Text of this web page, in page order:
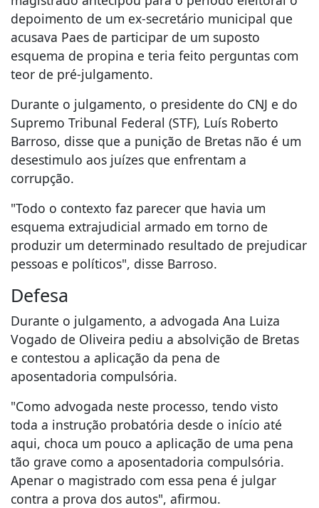
depoimento de um ex-secretário municipal que
acusava Paes de participar de um suposto
esquema de propina e teria feito perguntas com
teor de pré-julgamento.
Durante o julgamento, o presidente do CNJ e do
Supremo Tribunal Federal (STF), Luís Roberto
Barroso, disse que a punição de Bretas não é um
desestimulo aos juízes que enfrentam a
corrupção.
"Todo o contexto faz parecer que havia um
esquema extrajudicial armado em torno de
produzir um determinado resultado de prejudicar
pessoas e políticos", disse Barroso.
Defesa
Durante o julgamento, a advogada Ana Luiza
Vogado de Oliveira pediu a absolvição de Bretas
e contestou a aplicação da pena de
aposentadoria compulsória.
"Como advogada neste processo, tendo visto
toda a instrução probatória desde o início até
aqui, choca um pouco a aplicação de uma pena
tão grave como a aposentadoria compulsória.
Apenar o magistrado com essa pena é julgar
contra a prova dos autos", afirmou.